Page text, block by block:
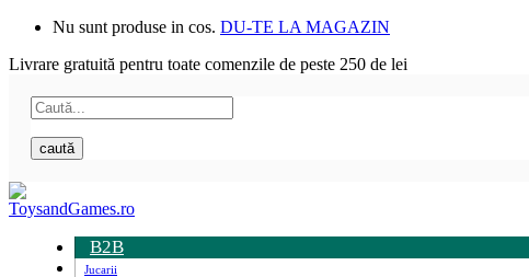
Nu sunt produse in cos. DU-TE LA MAGAZIN
Livrare gratuită pentru toate comenzile de peste 250 de lei
caută
B2B
Jucarii